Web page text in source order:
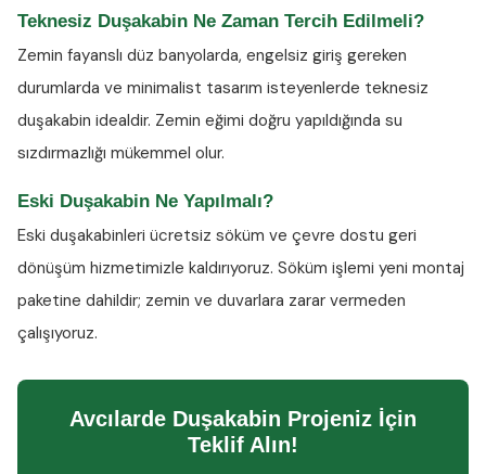
Teknesiz Duşakabin Ne Zaman Tercih Edilmeli?
Zemin fayanslı düz banyolarda, engelsiz giriş gereken
durumlarda ve minimalist tasarım isteyenlerde teknesiz
duşakabin idealdir. Zemin eğimi doğru yapıldığında su
sızdırmazlığı mükemmel olur.
Eski Duşakabin Ne Yapılmalı?
Eski duşakabinleri ücretsiz söküm ve çevre dostu geri
dönüşüm hizmetimizle kaldırıyoruz. Söküm işlemi yeni montaj
paketine dahildir; zemin ve duvarlara zarar vermeden
çalışıyoruz.
Avcılarde Duşakabin Projeniz İçin
Teklif Alın!